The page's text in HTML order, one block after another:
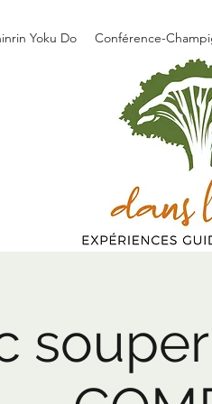
Yoku Do Conférence-